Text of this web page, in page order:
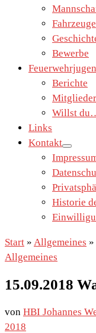
Fahrzeuge
Bewerbe
Berichte
Mitglieder
Willst
Links
Kontakt
Historie
Start » Allgemeines »
Allgemeines
15.09.2018
von HBI Johannes
2018